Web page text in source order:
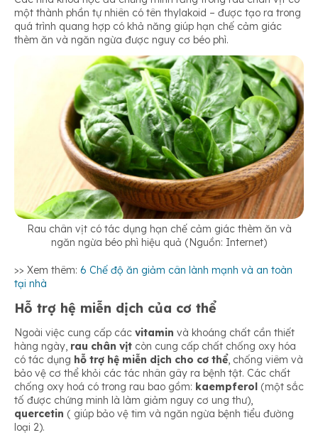
một thành phần tự nhiên có tên thylakoid – được tạo ra trong
quá trình quang hợp có khả năng giúp hạn chế cảm giác
thèm ăn và ngăn ngừa được nguy cơ béo phì.
Rau chân vịt có tác dụng hạn chế cảm giác thèm ăn và
ngăn ngừa béo phì hiệu quả (Nguồn: Internet)
>> Xem thêm: 6 Chế độ ăn giảm cân lành mạnh và an toàn
tại nhà
Hỗ trợ hệ miễn dịch của cơ thể
Ngoài việc cung cấp các vitamin và khoáng chất cần thiết
hàng ngày, rau chân vịt còn cung cấp chất chống oxy hóa
có tác dụng hỗ trợ hệ miễn dịch cho cơ thể, chống viêm và
bảo vệ cơ thể khỏi các tác nhân gây ra bệnh tật. Các chất
chống oxy hoá có trong rau bao gồm: kaempferol (một sắc
tố được chứng minh là làm giảm nguy cơ ung thư),
quercetin ( giúp bảo vệ tim và ngăn ngừa bệnh tiểu đường
loại 2).